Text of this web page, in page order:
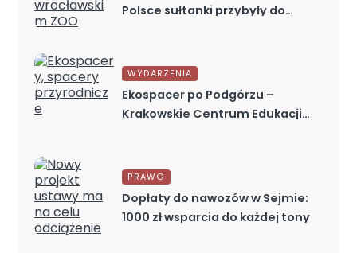
Polsce sułtanki przybyły do
WYDARZENIA
Ekospacer po Podgórzu –
Krakowskie Centrum Edukacji
PRAWO
Dopłaty do nawozów w Sejmie:
1000 zł wsparcia do każdej tony